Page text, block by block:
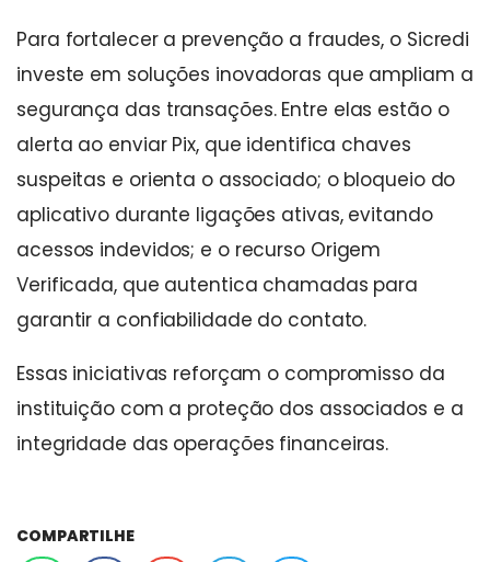
Para fortalecer a prevenção a fraudes, o Sicredi
investe em soluções inovadoras que ampliam a
segurança das transações. Entre elas estão o
alerta ao enviar Pix, que identifica chaves
suspeitas e orienta o associado; o bloqueio do
aplicativo durante ligações ativas, evitando
acessos indevidos; e o recurso Origem
Verificada, que autentica chamadas para
garantir a confiabilidade do contato.
Essas iniciativas reforçam o compromisso da
instituição com a proteção dos associados e a
integridade das operações financeiras.
COMPARTILHE